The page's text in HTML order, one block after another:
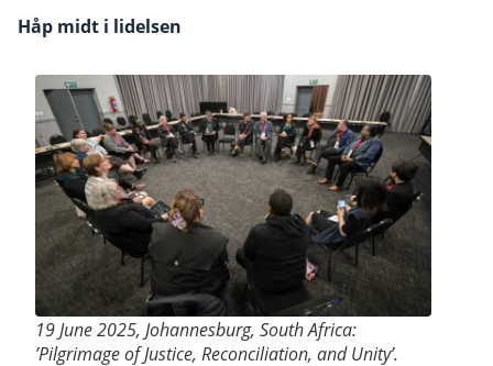
Håp midt i lidelsen
19 June 2025, Johannesburg, South Africa:
’Pilgrimage of Justice, Reconciliation, and Unity’.